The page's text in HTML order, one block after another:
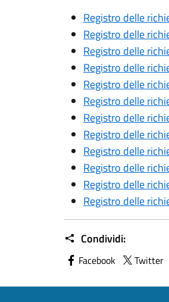
Registro delle
Registro delle
Registro delle
Registro delle
Registro delle
Registro delle
Registro delle
Registro delle
Registro delle
Registro delle
Registro delle
Registro delle
Condividi:
Facebook Twitter